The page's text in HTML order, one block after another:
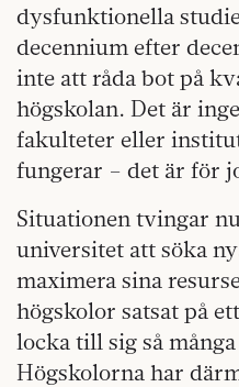
dysfunktionella
decennium efter
inte att råda bot på
högskolan. Det är
fakulteter eller
fungerar – det är för
Situationen tvingar
universitet att söka
maximera sina
högskolor satsat på
locka till sig så
Högskolorna har